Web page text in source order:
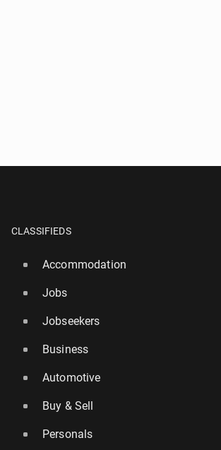
CLASSIFIEDS
Accommodation
Jobs
Jobseekers
Business
Automotive
Buy & Sell
Personals